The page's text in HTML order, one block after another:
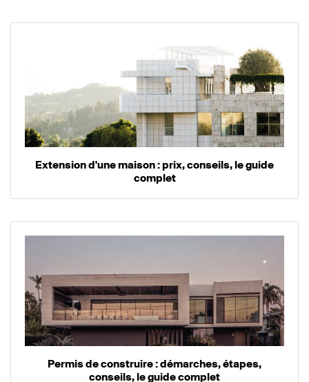
Extension d'une maison : prix, conseils, le guide
complet
Permis de construire : démarches, étapes,
conseils, le guide complet